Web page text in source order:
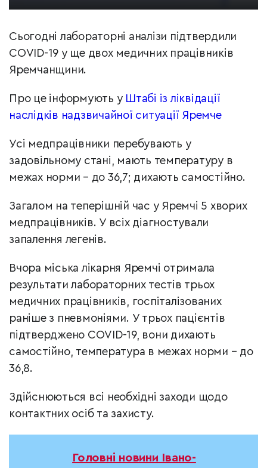
Сьогодні лабораторні аналізи підтвердили
COVID-19 у ще двох медичних працівників
Яремчанщини.
Про це інформують у Штабі із ліквідації
наслідків надзвичайної ситуації Яремче
Усі медпрацівники перебувають у
задовільному стані, мають температуру в
межах норми – до 36,7; дихають самостійно.
Загалом на теперішній час у Яремчі 5 хворих
медпрацівників. У всіх діагностували
запалення легенів.
Вчора міська лікарня Яремчі отримала
результати лабораторних тестів трьох
медичних працівників, госпіталізованих
раніше з пневмоніями. У трьох пацієнтів
підтверджено COVID-19, вони дихають
самостійно, температура в межах норми – до
36,8.
Здійснюються всі необхідні заходи щодо
контактних осіб та захисту.
Головні новини Івано-